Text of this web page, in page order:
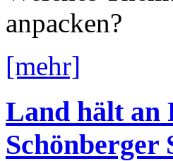
anpacken?
[mehr]
Land hält an
Schönberger